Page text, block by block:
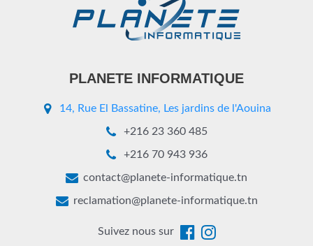
PLANETE INFORMATIQUE
14, Rue El Bassatine, Les jardins de l'Aouina
+216 23 360 485
+216 70 943 936
contact@planete-informatique.tn
reclamation@planete-informatique.tn
Suivez nous sur